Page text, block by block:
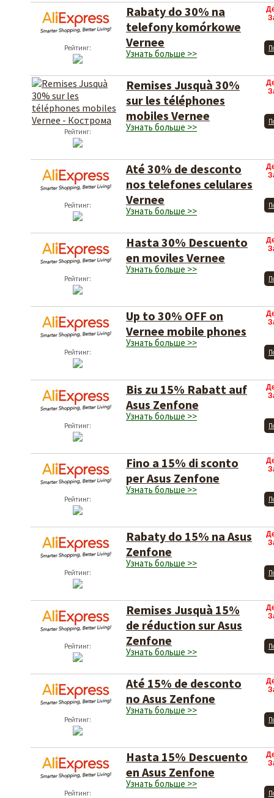
Рейтинг:
Rabaty do 30% na
telefony komórkowe
Vernee
Узнать больше >>
Рейтинг:
Remises Jusquà 30%
sur les téléphones
mobiles Vernee
Узнать больше >>
Рейтинг:
Até 30% de desconto
nos telefones celulares
Vernee
Узнать больше >>
Рейтинг:
Hasta 30% Descuento
en moviles Vernee
Узнать больше >>
Рейтинг:
Up to 30% OFF on
Vernee mobile phones
Узнать больше >>
Рейтинг:
Bis zu 15% Rabatt auf
Asus Zenfone
Узнать больше >>
Рейтинг:
Fino a 15% di sconto
per Asus Zenfone
Узнать больше >>
Рейтинг:
Rabaty do 15% na Asus
Zenfone
Узнать больше >>
Рейтинг:
Remises Jusquà 15%
de réduction sur Asus
Zenfone
Узнать больше >>
Рейтинг:
Até 15% de desconto
no Asus Zenfone
Узнать больше >>
Рейтинг:
Hasta 15% Descuento
en Asus Zenfone
Узнать больше >>